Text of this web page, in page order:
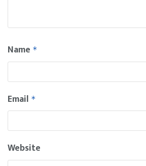
Name *
Email *
Website